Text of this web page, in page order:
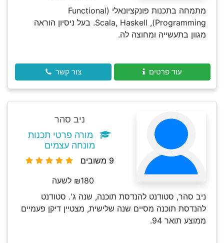
מתמחה בתכנות פונקציונאלי (Functional
Programming), Scala, Haskell. בעל ניסיון הוראה
מגוון בתעשייה ומחוצה לה.
עוד פרטים צור קשר
ניב סהר
מורה פרטי תכנות
מונחה עצמים
9 משובים
₪180 לשעה
ניב סהר, סטודנט להנדסת תוכנה, שנה ג'. סטודנט
להנדסת תוכנה מסיים שנה שלישית, מצטיין דיקן פעמיים
ממוצע תואר 94.